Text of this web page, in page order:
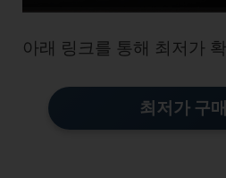
아래 링크를 통해 최저가
최저가 구